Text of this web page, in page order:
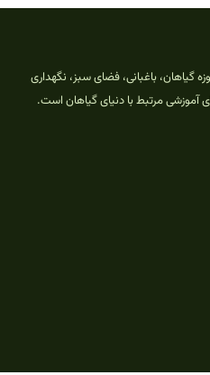
باغبانی، فضای سبز، نگهداری
آموزشی مرتبط با دنیای گیاهان است.